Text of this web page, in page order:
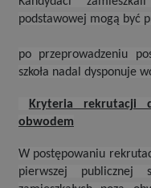
podstawowej mogą być
po przeprowadzeniu
szkoła nadal dysponuje
Kryteria rekrutacji
obwodem
W postępowaniu
pierwszej publicznej